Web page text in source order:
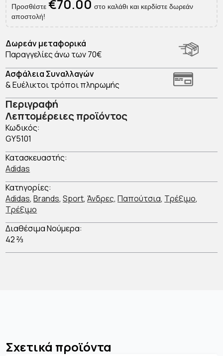
Προσθέστε €70.00 στο καλάθι και κερδίστε δωρεάν
αποστολή!
Δωρεάν μεταφορικά
Παραγγελίες άνω των 70€
Ασφάλεια Συναλλαγών
& Ευέλικτοι τρόποι πληρωμής
Περιγραφή
Λεπτομέρειες προϊόντος
Κωδικός:
GY5101
Κατασκευαστής:
Adidas
Κατηγορίες:
Adidas,Brands,Sport,Άνδρες,Παπούτσια, Τρέξιμο,
Τρέξιμο
Διαθέσιμα Νούμερα:
42 ⅔
Σχετικά προϊόντα